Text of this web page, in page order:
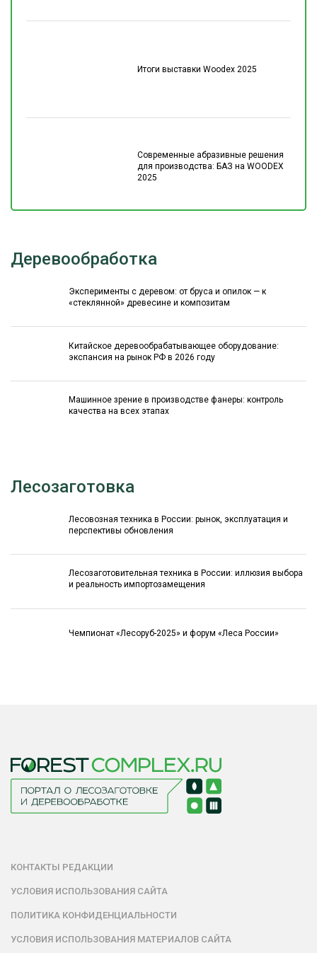
Итоги выставки Woodex 2025
Современные абразивные решения
для производства: БАЗ на WOODEX
2025
Деревообработка
Эксперименты с деревом: от бруса и опилок — к
«стеклянной» древесине и композитам
Китайское деревообрабатывающее оборудование:
экспансия на рынок РФ в 2026 году
Машинное зрение в производстве фанеры: контроль
качества на всех этапах
Лесозаготовка
Лесовозная техника в России: рынок, эксплуатация и
перспективы обновления
Лесозаготовительная техника в России: иллюзия выбора
и реальность импортозамещения
Чемпионат «Лесоруб-2025» и форум «Леса России»
КОНТАКТЫ РЕДАКЦИИ
УСЛОВИЯ ИСПОЛЬЗОВАНИЯ САЙТА
ПОЛИТИКА КОНФИДЕНЦИАЛЬНОСТИ
УСЛОВИЯ ИСПОЛЬЗОВАНИЯ МАТЕРИАЛОВ САЙТА